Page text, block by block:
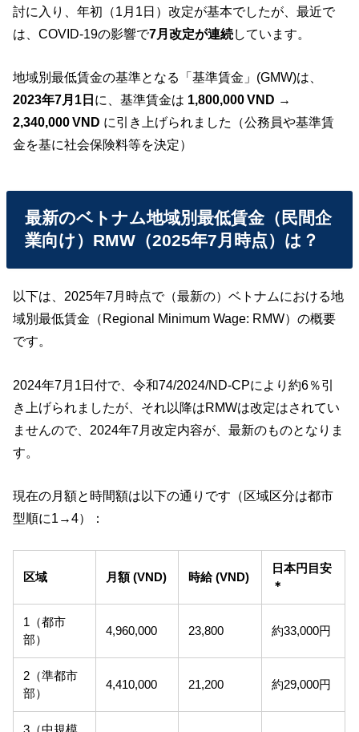
討に入り、年初（1月1日）改定が基本でしたが、最近で
は、COVID‑19の影響で7月改定が連続しています。
地域別最低賃金の基準となる「基準賃金」(GMW)は、
2023年7月1日 に、基準賃金は 1,800,000VND →
2,340,000VND に引き上げられました（公務員や基準賃
金を基に社会保険料等を決定）
最新のベトナム地域別最低賃金（民間企
業向け）RMW（2025年7月時点）は？
以下は、2025年7月時点で（最新の）ベトナムにおける地
域別最低賃金（Regional Minimum Wage: RMW）の概要
です。
2024年7月1日付で、令和74/2024/ND‑CPにより約6％引
き上げられましたが、それ以降はRMWは改定はされてい
ませんので、2024年7月改定内容が、最新のものとなりま
す。
現在の月額と時間額は以下の通りです（区域区分は都市
型順に1→4）：
区域 月額 (VND) 時給 (VND)
日本円目安
＊
1（都市
部）
4,960,000 23,800 約33,000円
2（準都市
部）
4,410,000 21,200 約29,000円